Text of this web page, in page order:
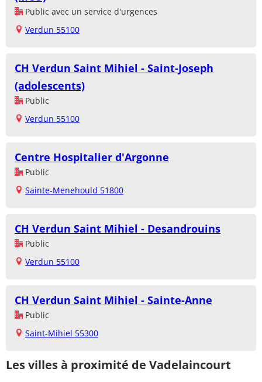
Public avec un service d'urgences
Verdun 55100
CH Verdun Saint Mihiel - Saint-Joseph
(adolescents)
Public
Verdun 55100
Centre Hospitalier d'Argonne
Public
Sainte-Menehould 51800
CH Verdun Saint Mihiel - Desandrouins
Public
Verdun 55100
CH Verdun Saint Mihiel - Sainte-Anne
Public
Saint-Mihiel 55300
Les villes à proximité de Vadelaincourt